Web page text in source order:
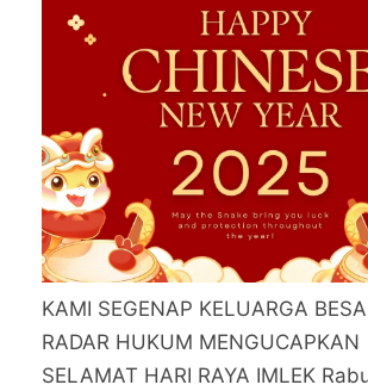
KAMI SEGENAP KELUARGA
RADAR HUKUM MENGUCAPKAN
SELAMAT HARI RAYA IMLEK